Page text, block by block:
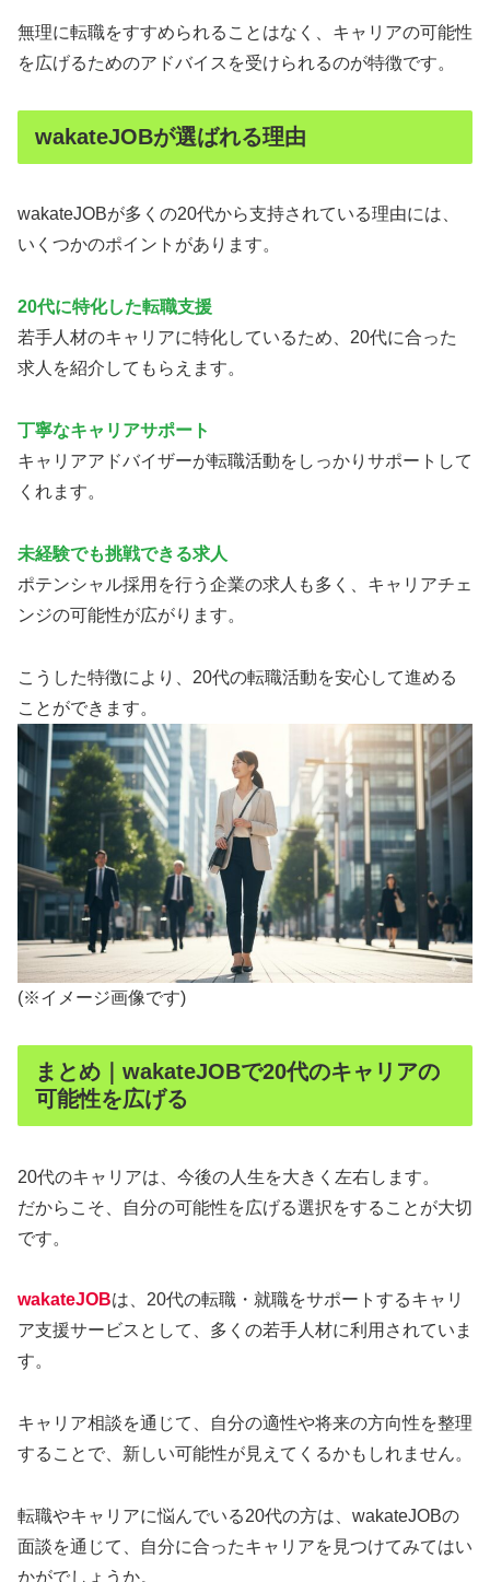
無理に転職をすすめられることはなく、キャリアの可能性
を広げるためのアドバイスを受けられるのが特徴です。
wakateJOBが選ばれる理由
wakateJOBが多くの20代から支持されている理由には、
いくつかのポイントがあります。
20代に特化した転職支援
若手人材のキャリアに特化しているため、20代に合った
求人を紹介してもらえます。
丁寧なキャリアサポート
キャリアアドバイザーが転職活動をしっかりサポートして
くれます。
未経験でも挑戦できる求人
ポテンシャル採用を行う企業の求人も多く、キャリアチェ
ンジの可能性が広がります。
こうした特徴により、20代の転職活動を安心して進める
ことができます。
(※イメージ画像です)
まとめ｜wakateJOBで20代のキャリアの
可能性を広げる
20代のキャリアは、今後の人生を大きく左右します。
だからこそ、自分の可能性を広げる選択をすることが大切
です。
wakateJOBは、20代の転職・就職をサポートするキャリ
ア支援サービスとして、多くの若手人材に利用されていま
す。
キャリア相談を通じて、自分の適性や将来の方向性を整理
することで、新しい可能性が見えてくるかもしれません。
転職やキャリアに悩んでいる20代の方は、wakateJOBの
面談を通じて、自分に合ったキャリアを見つけてみてはい
かがでしょうか。